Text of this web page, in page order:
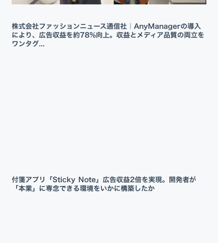
株式会社ファッションニュース通信社｜AnyManagerの導入
により、広告収益を約78%向上。収益とメディア品質の両立を
ワンタグ...
付箋アプリ「Sticky Note」広告収益2倍を実現。開発者が
「本業」に専念できる環境をいかに構築したか